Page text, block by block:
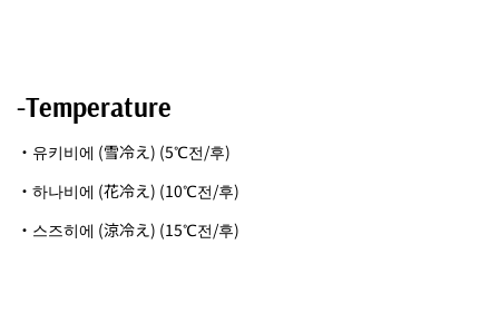
-Temperature
・유키비에 (雪冷え) (5℃전/후)
・하나비에 (花冷え) (10℃전/후)
・스즈히에 (涼冷え) (15℃전/후)